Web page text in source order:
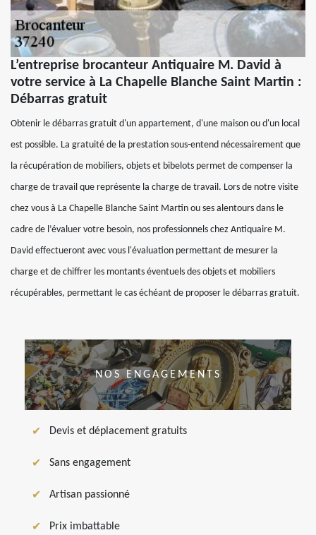
L’entreprise brocanteur Antiquaire M. David à
votre service à La Chapelle Blanche Saint Martin :
Débarras gratuit
Obtenir le débarras gratuit d'un appartement, d'une maison ou d'un local
est possible. La gratuité de la prestation sous-entend nécessairement que
la récupération de mobiliers, objets et bibelots permet de compenser la
charge de travail que représente la charge de travail. Lors de notre visite
chez vous à La Chapelle Blanche Saint Martin ou ses alentours dans le
cadre de l’évaluer votre besoin, nos professionnels chez Antiquaire M.
David effectueront avec vous l'évaluation permettant de mesurer la
charge et de chiffrer les montants éventuels des objets et mobiliers
récupérables, permettant le cas échéant de proposer le débarras gratuit.
NOS ENGAGEMENTS
Devis et déplacement gratuits
Sans engagement
Artisan passionné
Prix imbattable